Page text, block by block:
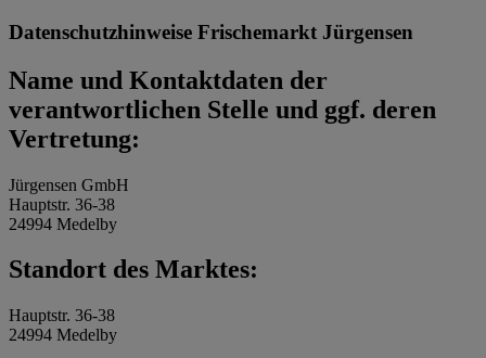
Datenschutzhinweise Frischemarkt Jürgensen
Name und Kontaktdaten der
verantwortlichen Stelle und ggf. deren
Vertretung:
Jürgensen GmbH
Hauptstr. 36-38
24994 Medelby
Standort des Marktes:
Hauptstr. 36-38
24994 Medelby